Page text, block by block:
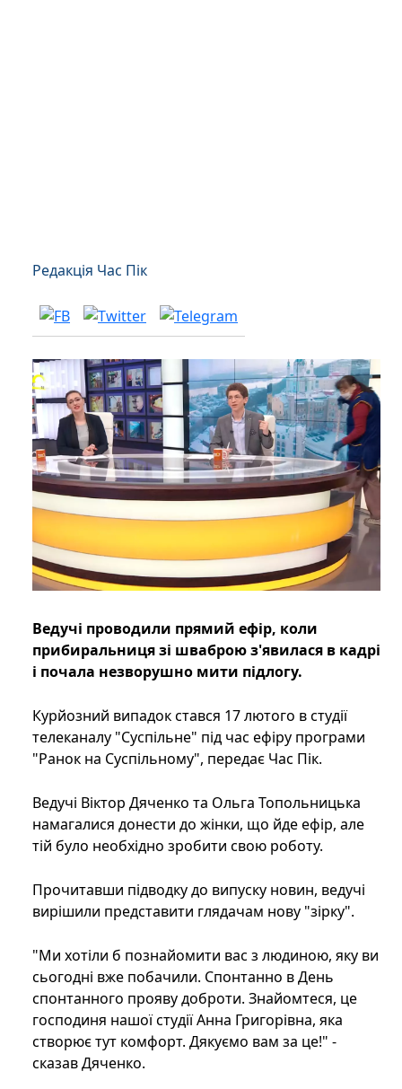
Редакція Час Пік
Ведучі проводили прямий ефір, коли
прибиральниця зі шваброю з'явилася в кадрі
і почала незворушно мити підлогу.
Курйозний випадок стався 17 лютого в студії
телеканалу "Суспільне" під час ефіру програми
"Ранок на Суспільному", передає Час Пік.
Ведучі Віктор Дяченко та Ольга Топольницька
намагалися донести до жінки, що йде ефір, але
тій було необхідно зробити свою роботу.
Прочитавши підводку до випуску новин, ведучі
вирішили представити глядачам нову "зірку".
"Ми хотіли б познайомити вас з людиною, яку ви
сьогодні вже побачили. Спонтанно в День
спонтанного прояву доброти. Знайомтеся, це
господиня нашої студії Анна Григорівна, яка
створює тут комфорт. Дякуємо вам за це!" -
сказав Дяченко.